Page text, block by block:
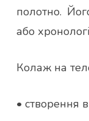
полотно.
або
Колаж на
• створення